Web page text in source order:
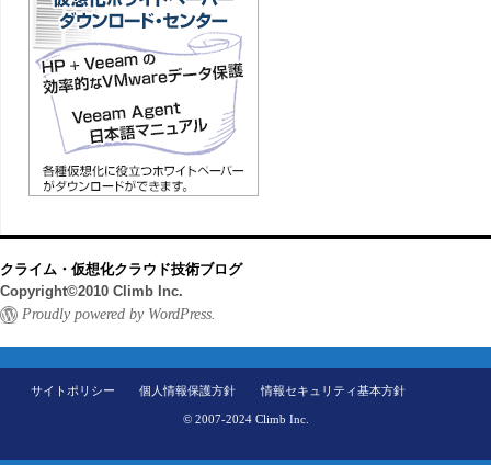
クライム・仮想化クラウド技術ブログ
Copyright©2010 Climb Inc.
Proudly powered by WordPress.
サイトポリシー 個人情報保護方針 情報セキュリティ基本方針
© 2007-2024 Climb Inc.